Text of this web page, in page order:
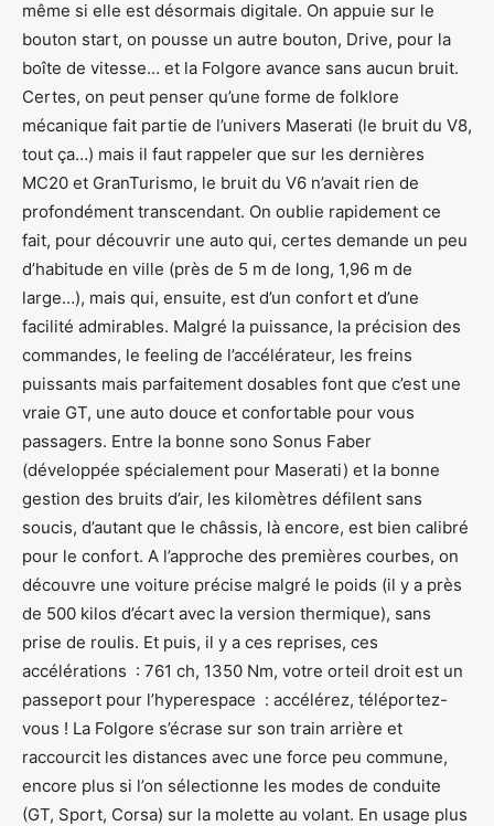
même si elle est désormais digitale. On appuie sur le
bouton start, on pousse un autre bouton, Drive, pour la
boîte de vitesse… et la Folgore avance sans aucun bruit.
Certes, on peut penser qu’une forme de folklore
mécanique fait partie de l’univers Maserati (le bruit du V8,
tout ça…) mais il faut rappeler que sur les dernières
MC20 et GranTurismo, le bruit du V6 n’avait rien de
profondément transcendant. On oublie rapidement ce
fait, pour découvrir une auto qui, certes demande un peu
d’habitude en ville (près de 5 m de long, 1,96 m de
large…), mais qui, ensuite, est d’un confort et d’une
facilité admirables. Malgré la puissance, la précision des
commandes, le feeling de l’accélérateur, les freins
puissants mais parfaitement dosables font que c’est une
vraie GT, une auto douce et confortable pour vous
passagers. Entre la bonne sono Sonus Faber
(développée spécialement pour Maserati) et la bonne
gestion des bruits d’air, les kilomètres défilent sans
soucis, d’autant que le châssis, là encore, est bien calibré
pour le confort. A l’approche des premières courbes, on
découvre une voiture précise malgré le poids (il y a près
de 500 kilos d’écart avec la version thermique), sans
prise de roulis. Et puis, il y a ces reprises, ces
accélérations : 761 ch, 1350 Nm, votre orteil droit est un
passeport pour l’hyperespace : accélérez, téléportez-
vous ! La Folgore s’écrase sur son train arrière et
raccourcit les distances avec une force peu commune,
encore plus si l’on sélectionne les modes de conduite
(GT, Sport, Corsa) sur la molette au volant. En usage plus